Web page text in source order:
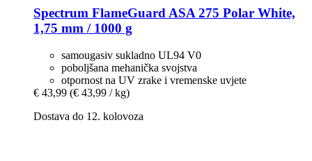
Spectrum FlameGuard ASA 275 Polar White,
1,75 mm / 1000 g
samougasiv sukladno UL94 V0
poboljšana mehanička svojstva
otpornost na UV zrake i vremenske uvjete
€ 43,99 (€ 43,99 / kg)
Dostava do 12. kolovoza